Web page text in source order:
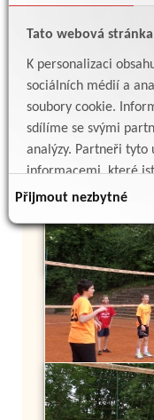
Tato webová
K personalizaci
sociálních médií a
soubory cookie.
sdílíme se svými
analýzy. Partneři tyto
informacemi, které
důsledku toho, že
Přijmout nezbytné